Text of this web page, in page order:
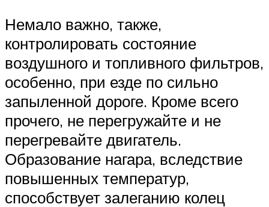
Немало важно, также,
контролировать состояние
воздушного и топливного фильтров,
особенно, при езде по сильно
запыленной дороге. Кроме всего
прочего, не перегружайте и не
перегревайте двигатель.
Образование нагара, вследствие
повышенных температур,
способствует залеганию колец